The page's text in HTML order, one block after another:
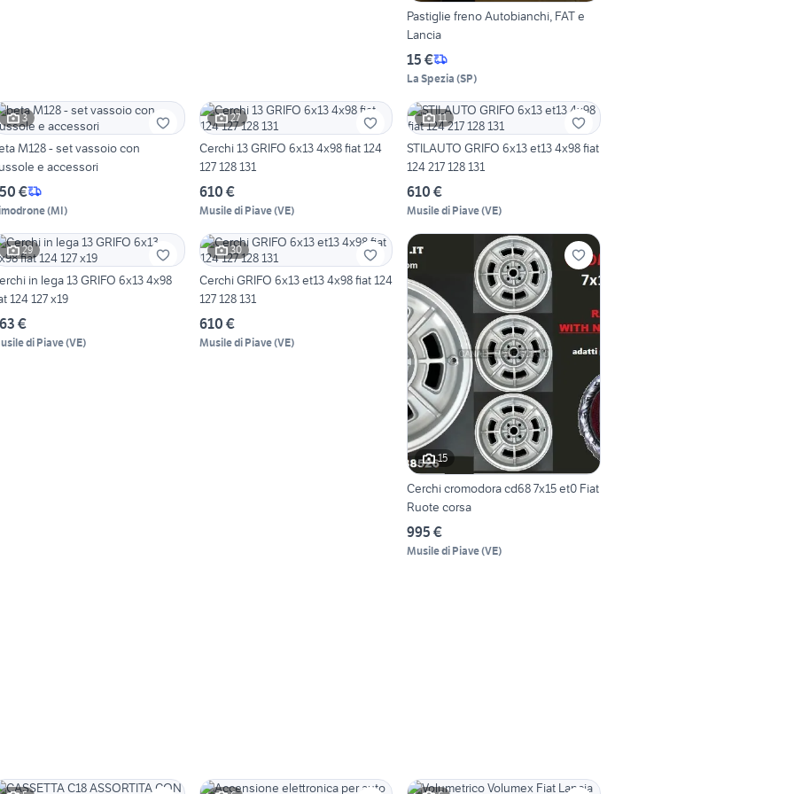
Pastiglie freno Autobianchi, FAT e
Lancia
15 €
La Spezia (SP)
3
M128 - set vassoio con
e accessori
€
(MI)
27
Cerchi 13 GRIFO 6x13 4x98 fiat 124
127 128 131
610 €
Musile di Piave(VE)
11
STILAUTO GRIFO 6x13 et13 4x98 fiat
124 217 128 131
610 €
Musile di Piave(VE)
29
in lega 13 GRIFO 6x13 4x98
124 127 x19
€
di Piave(VE)
30
Cerchi GRIFO 6x13 et13 4x98 fiat 124
127 128 131
610 €
Musile di Piave(VE)
15
Cerchi cromodora cd68 7x15 et0 Fiat
Ruote corsa
995 €
Musile di Piave(VE)